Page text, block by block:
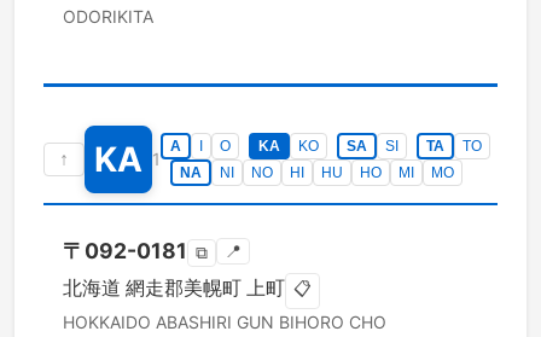
ODORIKITA
↑ KA 1
A O KA KO SA SI TA
TO
NA
NI NO HI HU HO MI MO
〒 092-0181 ⧉ 📍
北海道 網走郡美幌町 上町 📋
HOKKAIDO ABASHIRI GUN BIHORO CHO